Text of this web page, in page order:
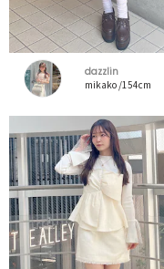
dazzlin
mikako /154cm